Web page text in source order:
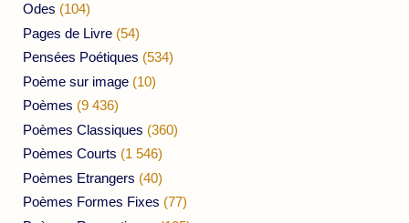
Odes (104)
Pages de Livre (54)
Pensées Poétiques (534)
Poème sur image (10)
Poèmes (9 436)
Poèmes Classiques (360)
Poèmes Courts (1 546)
Poèmes Etrangers (40)
Poèmes Formes Fixes (77)